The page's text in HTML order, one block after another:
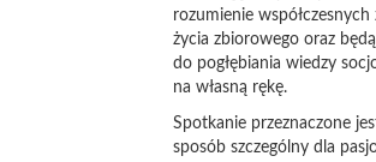
rozumienie współczesnych
życia zbiorowego oraz
do pogłębiania wiedzy
na własną rękę.
Spotkanie przeznaczone
sposób szczególny dla